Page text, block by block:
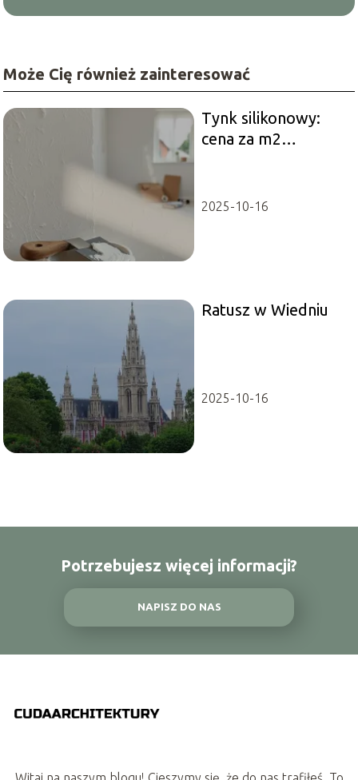
Może Cię również zainteresować
Tynk silikonowy:
cena za m2
2025-10-16
Ratusz w Wiedniu
2025-10-16
Potrzebujesz więcej informacji?
NAPISZ DO NAS